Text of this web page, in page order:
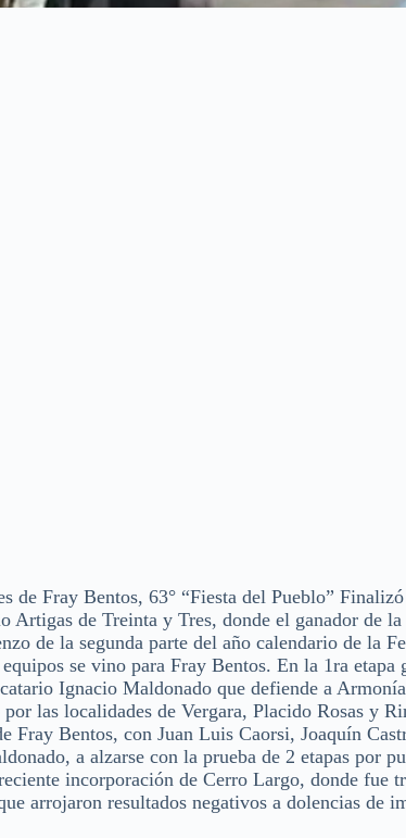
de Fray Bentos, 63° “Fiesta del Pueblo”
de Treinta y Tres, donde el ganador de
de la segunda parte del año calendario de la
se vino para Fray Bentos. En la 1ra etapa
Ignacio Maldonado que defiende a
las localidades de Vergara, Placido Rosas y
Fray Bentos, con Juan Luis Caorsi, Joaquín
a alzarse con la prueba de 2 etapas por
incorporación de Cerro Largo, donde fue
arrojaron resultados negativos a dolencias de